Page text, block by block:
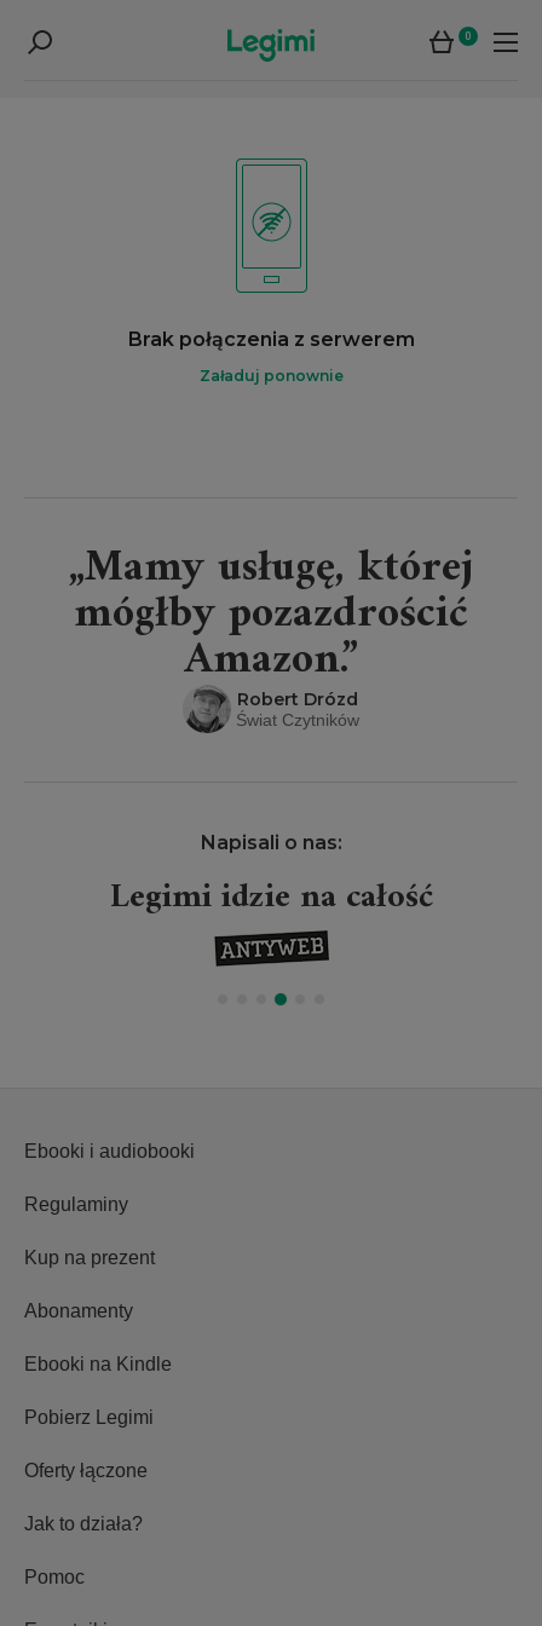
0
Brak połączenia z serwerem
Załaduj ponownie
„Mamy usługę, której
mógłby pozazdrościć
Amazon.”
Robert Drózd
Świat Czytników
Napisali o nas:
Legimi idzie na całość
Ebooki i audiobooki
Regulaminy
Kup na prezent
Abonamenty
Ebooki na Kindle
Pobierz Legimi
Oferty łączone
Jak to działa?
Pomoc